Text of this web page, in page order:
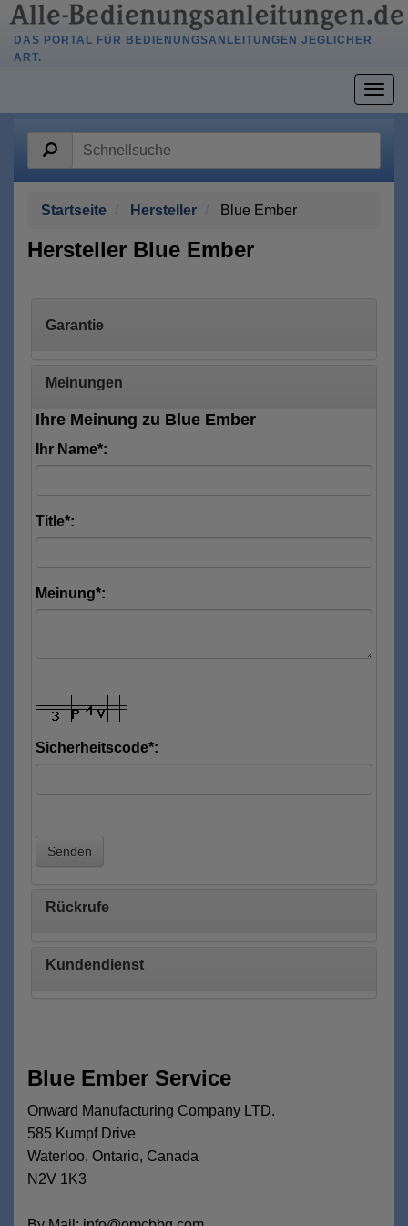
DAS PORTAL FÜR BEDIENUNGSANLEITUNGEN JEGLICHER
ART.
Startseite Hersteller Blue Ember
Hersteller Blue Ember
Garantie
Meinungen
Ihre Meinung zu Blue Ember
Ihr Name*:
Title*:
Meinung*:
Sicherheitscode*:
Senden
Rückrufe
Kundendienst
Blue Ember Service
Onward Manufacturing Company LTD.
585 Kumpf Drive
Waterloo, Ontario, Canada
N2V 1K3